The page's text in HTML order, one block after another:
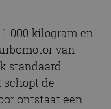
kilogram en
van
standaard
schopt de
ontstaat een